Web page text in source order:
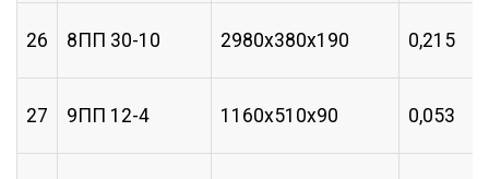
26 8ПП 30-10 2980х380х190 0,215
27 9ПП 12-4 1160х510х90 0,053